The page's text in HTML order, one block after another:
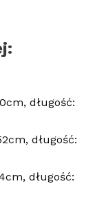
długość:
długość:
długość: